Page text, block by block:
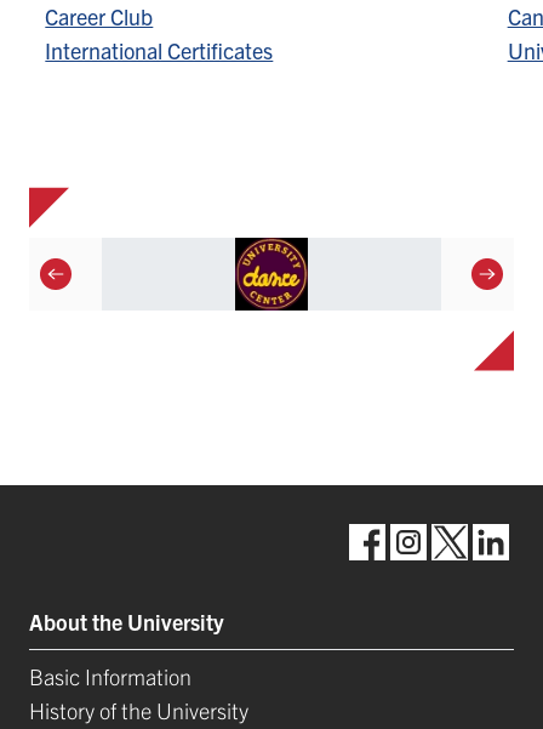
Career Club
International Certificates
About the University
Basic Information
History of the University